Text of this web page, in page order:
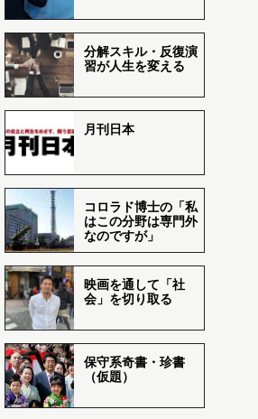
分解スキル・反復演
習が人生を変える
月刊日本
コロラド博士の「私
はこの分野は専門外
なのですが」
映画を通して「社
会」を切り取る
保守系奇書・珍書
（仮題）